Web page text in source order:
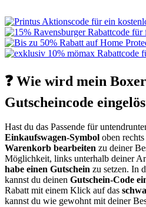
❓ Wie wird mein
Gutscheincode
Hast du das Passende für
Einkaufswagen-Symbol oben
Warenkorb bearbeiten zu deiner
Möglichkeit, links unterhalb deiner
habe einen Gutschein zu setzen. In
kannst du deinen Gutschein-Code
Rabatt mit einem Klick auf das
kannst du wie gewohnt mit deiner